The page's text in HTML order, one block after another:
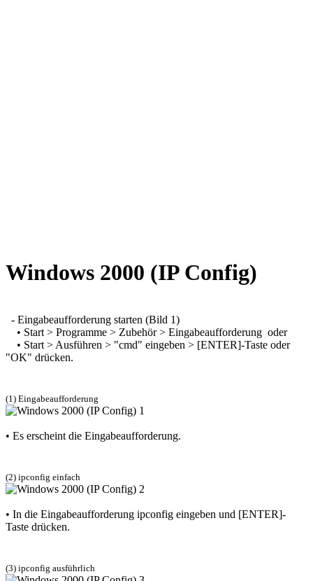
Windows 2000 (IP Config)
- Eingabeaufforderung starten (Bild 1)
• Start > Programme > Zubehör > Eingabeaufforderung oder
• Start > Ausführen > "cmd" eingeben > [ENTER]-Taste oder
"OK" drücken.
(1) Eingabeaufforderung
• Es erscheint die Eingabeaufforderung.
(2) ipconfig einfach
• In die Eingabeaufforderung ipconfig eingeben und [ENTER]-
Taste drücken.
(3) ipconfig ausführlich